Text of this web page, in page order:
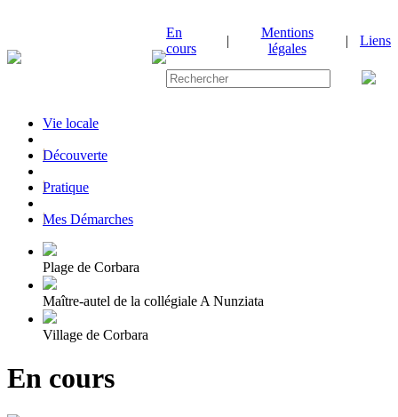
En
cours
|
Mentions
légales
| Liens
Vie locale
|Découverte
|Pratique
|Mes Démarches
Plage de Corbara
Maître-autel de la collégiale A Nunziata
Village de Corbara
En cours